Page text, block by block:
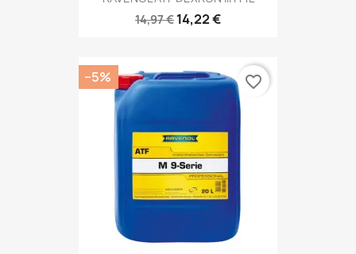
14,97 € 14,22 €
−5% favorite_border